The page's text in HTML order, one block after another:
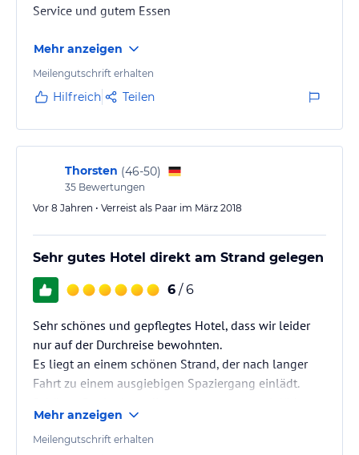
Service und gutem Essen
Mehr anzeigen
Meilengutschrift erhalten
Hilfreich Teilen
Thorsten (46-50)
35 Bewertungen
Vor 8 Jahren • Verreist als Paar im März 2018
Sehr gutes Hotel direkt am Strand gelegen
6 / 6
Sehr schönes und gepflegtes Hotel, dass wir leider
nur auf der Durchreise bewohnten.
Es liegt an einem schönen Strand, der nach langer
Fahrt zu einem ausgiebigen Spaziergang einlädt.
Mehr anzeigen
Meilengutschrift erhalten